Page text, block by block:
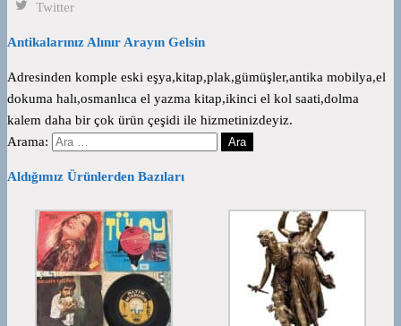
Twitter
Antikalarınız Alınır Arayın Gelsin
Adresinden komple eski eşya,kitap,plak,gümüşler,antika mobilya,el
dokuma halı,osmanlıca el yazma kitap,ikinci el kol saati,dolma
kalem daha bir çok ürün çeşidi ile hizmetinizdeyiz.
Arama:
Aldığımız Ürünlerden Bazıları